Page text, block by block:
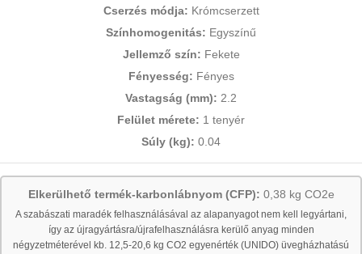
Cserzés módja: Krómcserzett
Színhomogenitás: Egyszínű
Jellemző szín: Fekete
Fényesség: Fényes
Vastagság (mm): 2.2
Felület mérete: 1 tenyér
Súly (kg): 0.04
Elkerülhető termék-karbonlábnyom (CFP): 0,38 kg CO2e
A szabászati maradék felhasználásával az alapanyagot nem kell legyártani,
így az újragyártásra/újrafelhasználásra kerülő anyag minden
négyzetméterével kb. 12,5-20,6 kg CO2 egyenérték (UNIDO) üvegházhatású